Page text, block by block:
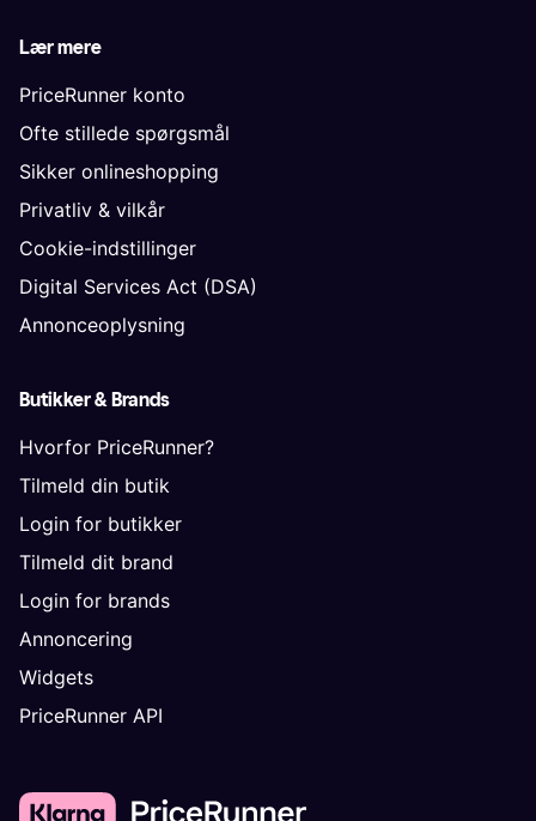
Lær mere
PriceRunner konto
Ofte stillede spørgsmål
Sikker onlineshopping
Privatliv & vilkår
Cookie-indstillinger
Digital Services Act (DSA)
Annonceoplysning
Butikker & Brands
Hvorfor PriceRunner?
Tilmeld din butik
Login for butikker
Tilmeld dit brand
Login for brands
Annoncering
Widgets
PriceRunner API